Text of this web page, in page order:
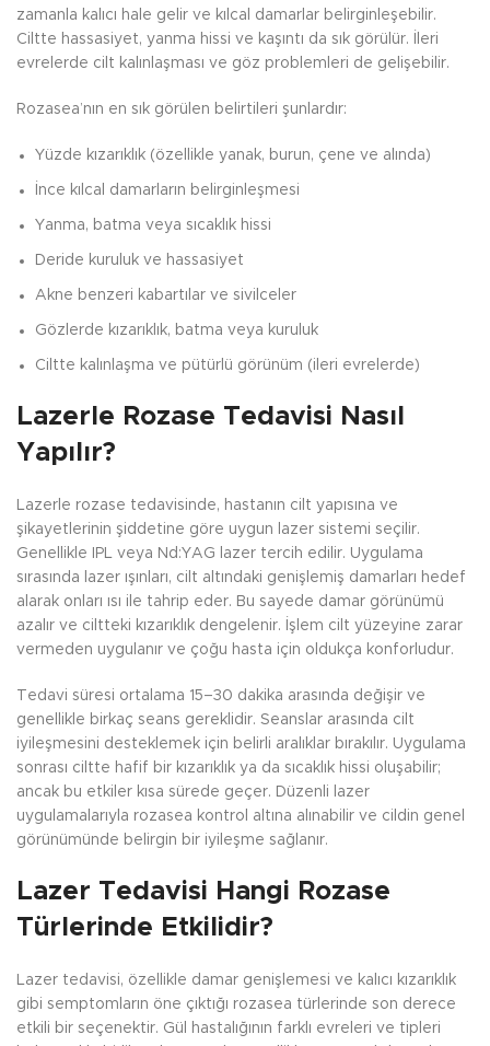
zamanla kalıcı hale gelir ve kılcal damarlar belirginleşebilir.
Ciltte hassasiyet, yanma hissi ve kaşıntı da sık görülür. İleri
evrelerde cilt kalınlaşması ve göz problemleri de gelişebilir.
Rozasea’nın en sık görülen belirtileri şunlardır:
Yüzde kızarıklık (özellikle yanak, burun, çene ve alında)
İnce kılcal damarların belirginleşmesi
Yanma, batma veya sıcaklık hissi
Deride kuruluk ve hassasiyet
Akne benzeri kabartılar ve sivilceler
Gözlerde kızarıklık, batma veya kuruluk
Ciltte kalınlaşma ve pütürlü görünüm (ileri evrelerde)
Lazerle Rozase Tedavisi Nasıl
Yapılır?
Lazerle rozase tedavisinde, hastanın cilt yapısına ve
şikayetlerinin şiddetine göre uygun lazer sistemi seçilir.
Genellikle IPL veya Nd:YAG lazer tercih edilir. Uygulama
sırasında lazer ışınları, cilt altındaki genişlemiş damarları hedef
alarak onları ısı ile tahrip eder. Bu sayede damar görünümü
azalır ve ciltteki kızarıklık dengelenir. İşlem cilt yüzeyine zarar
vermeden uygulanır ve çoğu hasta için oldukça konforludur.
Tedavi süresi ortalama 15–30 dakika arasında değişir ve
genellikle birkaç seans gereklidir. Seanslar arasında cilt
iyileşmesini desteklemek için belirli aralıklar bırakılır. Uygulama
sonrası ciltte hafif bir kızarıklık ya da sıcaklık hissi oluşabilir;
ancak bu etkiler kısa sürede geçer. Düzenli lazer
uygulamalarıyla rozasea kontrol altına alınabilir ve cildin genel
görünümünde belirgin bir iyileşme sağlanır.
Lazer Tedavisi Hangi Rozase
Türlerinde Etkilidir?
Lazer tedavisi, özellikle damar genişlemesi ve kalıcı kızarıklık
gibi semptomların öne çıktığı rozasea türlerinde son derece
etkili bir seçenektir. Gül hastalığının farklı evreleri ve tipleri